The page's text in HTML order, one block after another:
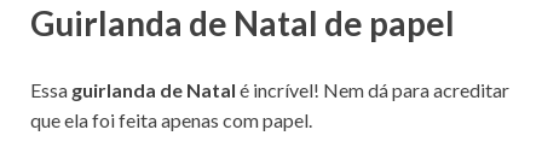
Guirlanda de Natal de papel
Essa guirlanda de Natal é incrível! Nem dá para acreditar
que ela foi feita apenas com papel.